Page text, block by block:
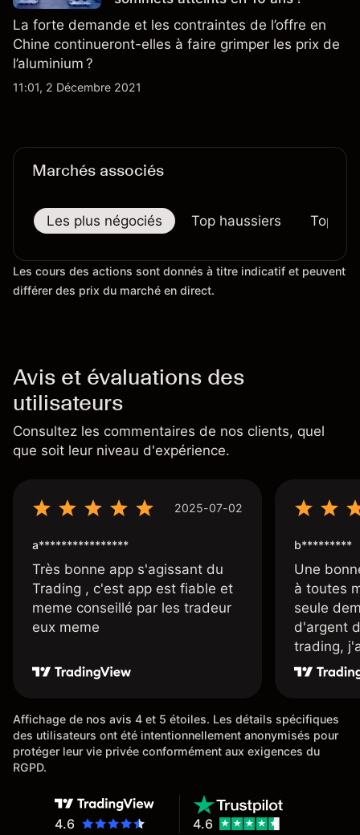
La forte demande et les contraintes de l’offre en
Chine continueront-elles à faire grimper les prix de
l’aluminium ?
11:01, 2 Décembre 2021
Marchés associés
Les plus négociés Top haussiers Top
Les cours des actions sont donnés à titre indicatif et peuvent
différer des prix du marché en direct.
Avis et évaluations des
utilisateurs
Consultez les commentaires de nos clients, quel
que soit leur niveau d'expérience.
2025-07-02
a****************
Très bonne app s'agissant du
Trading , c'est app est fiable et
meme conseillé par les tradeur
eux meme
b*********
Une
à toutes
seule
d'argent
trading,
une carte
Affichage de nos avis 4 et 5 étoiles. Les détails spécifiques
des utilisateurs ont été intentionnellement anonymisés pour
protéger leur vie privée conformément aux exigences du
RGPD.
4.6 4.6